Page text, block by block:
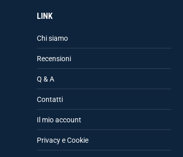
LINK
Chi siamo
Recensioni
Q & A
Contatti
Il mio account
Privacy e Cookie